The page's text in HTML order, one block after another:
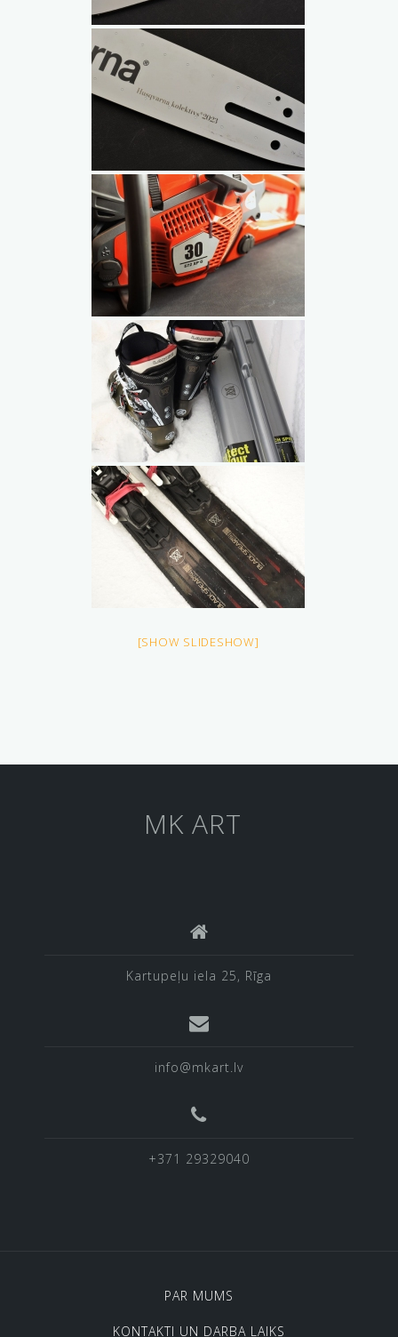
[SHOW SLIDESHOW]
MK ART
Kartupeļu iela 25, Rīga
info@mkart.lv
+371 29329040
PAR MUMS
KONTAKTI UN DARBA LAIKS